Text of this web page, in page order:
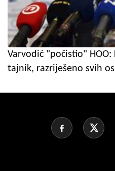
Varvodić "počistio" HOO:
tajnik, razriješeno svih